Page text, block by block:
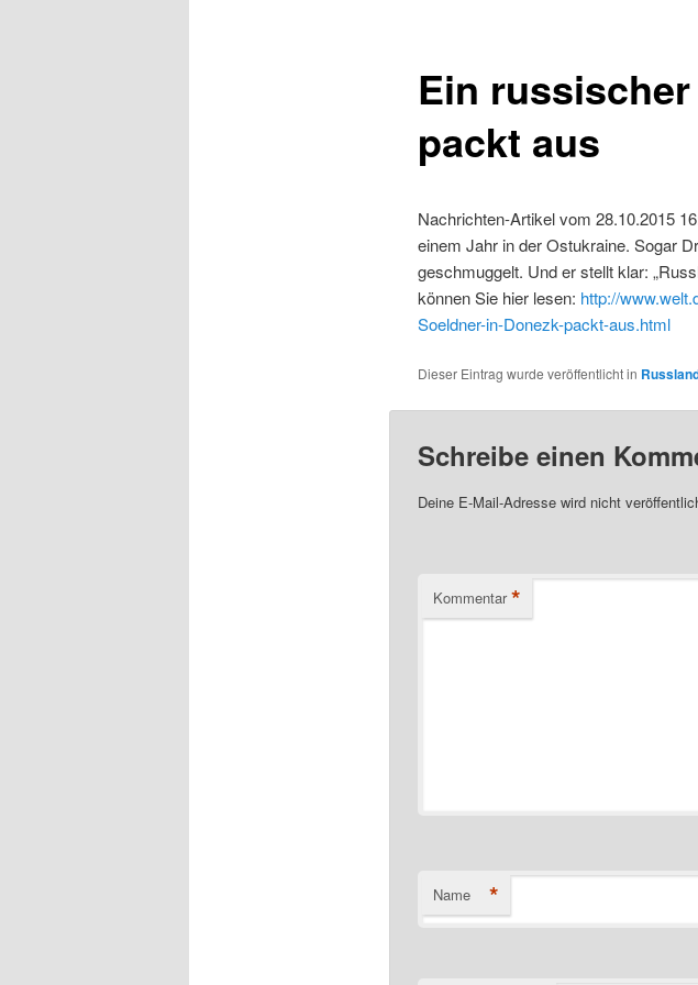
Ein
packt aus
Nachrichten-Artikel vom 28.10.2015
einem Jahr in der Ostukraine. Sogar
geschmuggelt. Und er stellt klar:
können Sie hier lesen: http://
Soeldner-in-Donezk-packt-aus.html
Dieser Eintrag wurde veröffentlicht in
Schreibe einen
Deine E-Mail-Adresse wird nicht
Kommentar *
Name *